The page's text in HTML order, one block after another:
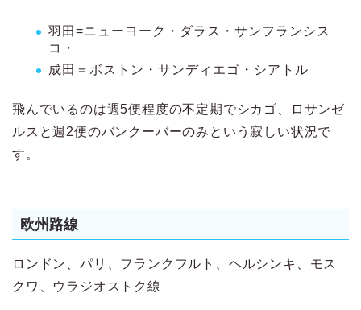
羽田=ニューヨーク・ダラス・サンフランシス
コ・
成田＝ボストン・サンディエゴ・シアトル
飛んでいるのは週5便程度の不定期でシカゴ、ロサンゼ
ルスと週2便のバンクーバーのみという寂しい状況で
す。
欧州路線
ロンドン、パリ、フランクフルト、ヘルシンキ、モス
クワ、ウラジオストク線